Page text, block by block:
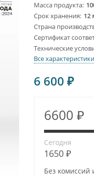
Масса продукта
Срок хранения 12
Страна
Сертификат
Технические
Все характеристики
6 600₽
6600 ₽
Сегодня
1650 ₽
Без комиссий